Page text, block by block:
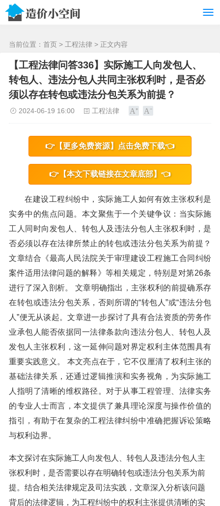
当前位置： 首页 > 工程法律 > 正文内容
【工程法律问答336】实际施工人向发包人、
转包人、违法分包人共同主张权利时，是否必
须以存在转包或违法分包关系为前提？
2024-06-19 16:00 工程法律
👉【更多免费资源】点击免费下载👈
👉【本文下载链接在文章底部】👈
在建设工程纠纷中，实际施工人如何有效主张权利是
实务中的焦点问题。本文聚焦于一个关键争议：当实际施
工人同时向发包人、转包人及违法分包人主张权利时，是
否必须以存在法律所禁止的转包或违法分包关系为前提？
文章结合《最高人民法院关于审理建设工程施工合同纠纷
案件适用法律问题的解释》等相关规定，特别是对第26条
进行了深入剖析。 文章明确指出，主张权利的前提确系存
在转包或违法分包关系，否则所谓的“转包人”或“违法分包
人”便无从谈起。文章进一步探讨了具有合法资质的劳务作
业承包人能否依据同一法律条款向违法分包人、转包人及
发包人主张权利，这一延伸问题对界定权利主体范围具有
重要实践意义。 本文亮点在于，它不仅厘清了权利主张的
基础法律关系，还通过逻辑推演和实务视角，为实际施工
人指明了清晰的维权路径。对于从事工程管理、法律实务
的专业人士而言，本文提供了兼具理论深度与操作价值的
指引，有助于在复杂的工程法律纠纷中准确把握诉讼策略
与权利边界。
本文探讨在实际施工人向发包人、转包人及违法分包人主
张权利时，是否需要以存在明确转包或违法分包关系为前
提。结合相关法律规定及司法实践，文章深入分析该问题
背后的法律逻辑，为工程纠纷中的权利主张提供清晰的实